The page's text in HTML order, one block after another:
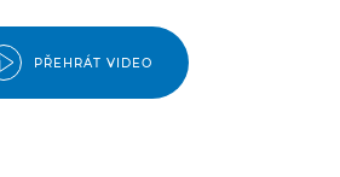
PŘEHRÁT VIDEO